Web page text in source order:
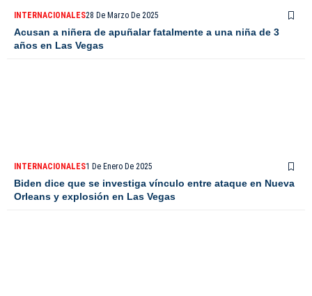
INTERNACIONALES28 De Marzo De 2025
Acusan a niñera de apuñalar fatalmente a una niña de 3
años en Las Vegas
INTERNACIONALES1 De Enero De 2025
Biden dice que se investiga vínculo entre ataque en Nueva
Orleans y explosión en Las Vegas